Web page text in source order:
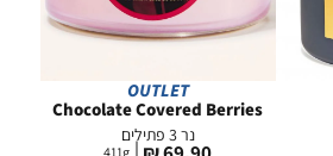
OUTLET
Chocolate Covered Berries
נר 3 פתילים
411g